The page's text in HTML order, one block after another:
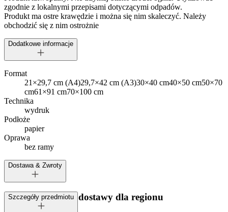
zgodnie z lokalnymi przepisami dotyczącymi odpadów.
Produkt ma ostre krawędzie i można się nim skaleczyć. Należy
obchodzić się z nim ostrożnie
Dodatkowe informacje
Format
21×29,7 cm (A4)29,7×42 cm (A3)30×40 cm40×50 cm50×70
cm61×91 cm70×100 cm
Technika
wydruk
Podłoże
papier
Oprawa
bez ramy
Dostawa & Zwroty
Dostępne metody dostawy dla regionu
Szczegóły przedmiotu